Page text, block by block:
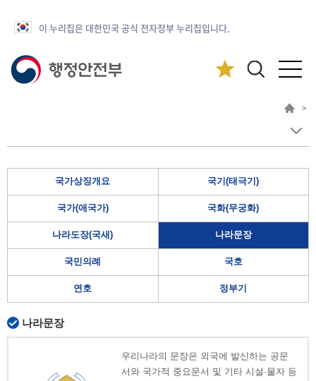
이 누리집은 대한민국 공식 전자정부 누리집입니다.
>
국가상징개요 국기(태극기)
국가(애국가) 국화(무궁화)
나라도장(국새) 나라문장
국민의례 국호
연호 정부기
나라문장
우리나라의 문장은 외국에 발신하는 공문
서와 국가적 중요문서 및 기타 시설·물자 등